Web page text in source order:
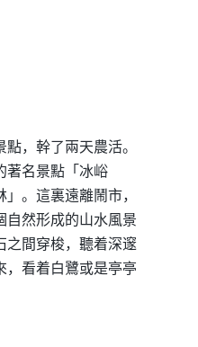
，幹了兩天農活。
著名景點「冰峪
。這裏遠離鬧市，
自然形成的山水風景
之間穿梭，聽着深邃
，看着白鷺或是亭亭